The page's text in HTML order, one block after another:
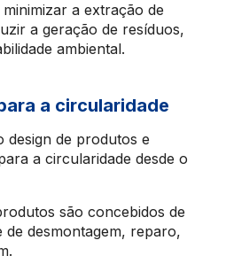
a extração de
a geração de resíduos,
ambiental.
a circularidade
design de produtos e
a circularidade desde o
são concebidos de
desmontagem, reparo,